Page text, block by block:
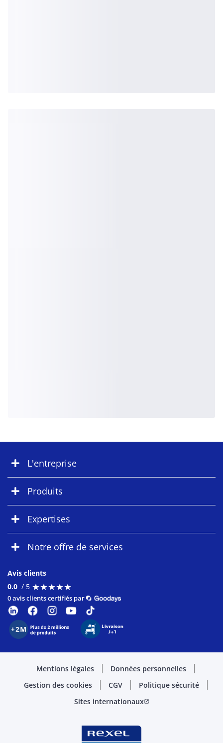
L'entreprise
Produits
Expertises
Notre offre de services
Avis clients
0.0 / 5 ★★★★★
★★★★★
0 avis clients certifiés par
Mentions légales
Données personnelles
Gestion des cookies
CGV
Politique sécurité
Sites internationauxopen_in_new